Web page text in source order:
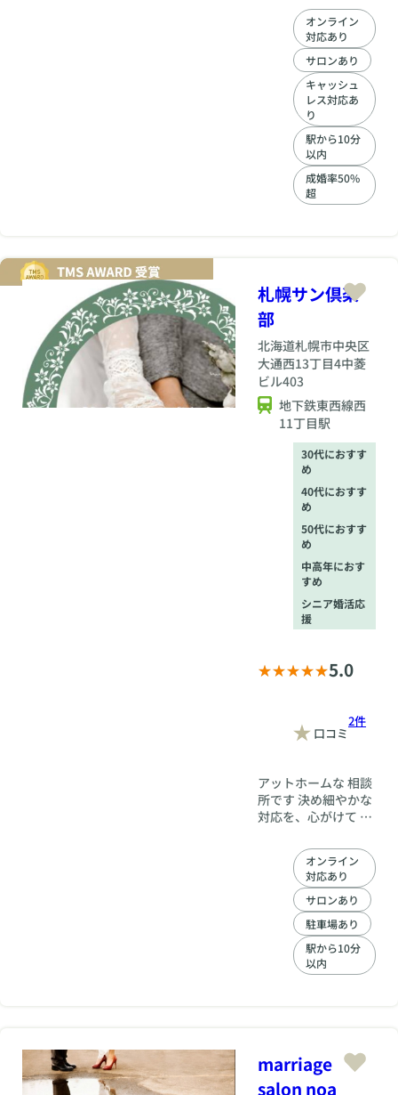
人経営だからこそ実
現できる安心価格＆
密なコミュニケーシ
は大手と同じ！！大
手相談所に比べ、広
告費や人件費、家賃
のコストが抑えられ
るHirokaでは、その
分価格は良心的に。
余計な負担をかけ
ず、「本気で結婚し
からこそ、相談もし
やすく、進捗管理も
スピーディー。どう
しても来店が難しい
場合はZoomやお電
話でも対応しますの
で、忙しい方も安心
です。 ◆「今だから
できること」を全力
が命。いま動きだす
ことが大切です。
「まだ早いかな？」
という不安は、行動
を先延ばしにする大
敵です。少人数制
Hirokaの手厚いサポ
ートで、ぜひ今この
瞬間から理想のパー
トナー探しをスター
トしましょう。
サポート。結婚相談
所フィオーレ札幌店
なら、初めての方も
安心して婚活に集中
できます。
オンライン
対応あり
サロンあり
キャッシュ
レス対応あ
り
駅から10分
以内
成婚率50%
超
札幌サン倶楽
部
北海道札幌市中央区
大通西13丁目4中菱
ビル403
地下鉄東西線西
11丁目駅
30代におすす
め
40代におすす
め
50代におすす
め
中高年におす
すめ
シニア婚活応
援
5.0
口コミ
2件
アットホームな 相談
所です 決め細やかな
対応を、心がけて お
ントも開催致します
幸せに向かってまず
オンライン
対応あり
サロンあり
駐車場あり
駅から10分
以内
marriage
salon noa